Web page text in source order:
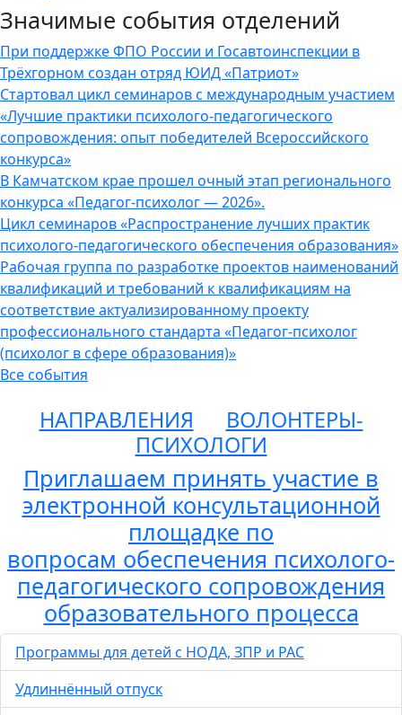
Значимые события отделений
При поддержке ФПО России и Госавтоинспекции в
Трёхгорном создан отряд ЮИД «Патриот»
Стартовал цикл семинаров с международным участием
«Лучшие практики психолого-педагогического
сопровождения: опыт победителей Всероссийского
конкурса»
В Камчатском крае прошел очный этап регионального
конкурса «Педагог-психолог — 2026».
Цикл семинаров «Распространение лучших практик
психолого-педагогического обеспечения образования»
Рабочая группа по разработке проектов наименований
квалификаций и требований к квалификациям на
соответствие актуализированному проекту
профессионального стандарта «Педагог-психолог
(психолог в сфере образования)»
Все события
НАПРАВЛЕНИЯ
ВОЛОНТЕРЫ-
ПСИХОЛОГИ
Приглашаем принять участие в
электронной консультационной
площадке по
вопросам обеспечения психолого-
педагогического сопровождения
образовательного процесса
Программы для детей с НОДА, ЗПР и РАС
Удлиннённый отпуск